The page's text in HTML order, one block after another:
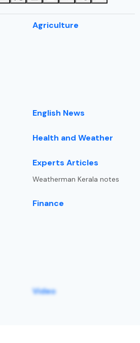
Agriculture
English News
Health and Weather
Experts Articles
Weatherman Kerala notes
Finance
Video